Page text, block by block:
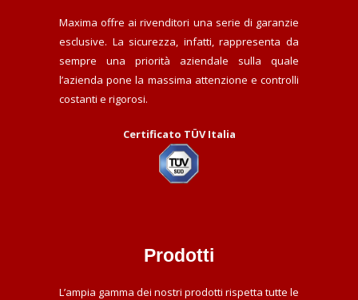
Maxima offre ai rivenditori una serie di garanzie
esclusive. La sicurezza, infatti, rappresenta da
sempre una priorità aziendale sulla quale
l’azienda pone la massima attenzione e controlli
costanti e rigorosi.
Certificato TÜV Italia
Prodotti
L’ampia gamma dei nostri prodotti rispetta tutte le